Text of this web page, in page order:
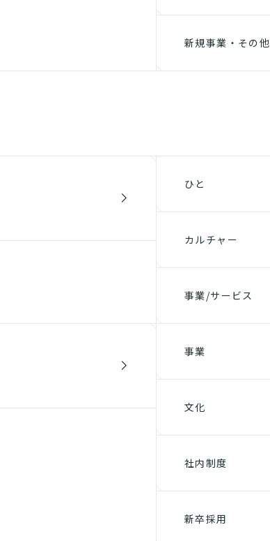
新規事業・その他
ひと
カルチャー
事業/サービス
事業
文化
社内制度
新卒採用